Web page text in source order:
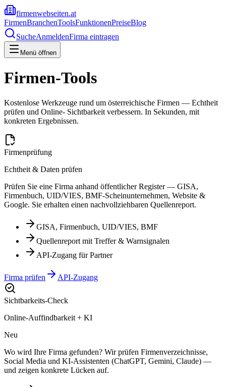
firmenwebseiten.at
FirmenBranchenToolsFunktionenPreiseBlog
SucheAnmeldenFirma eintragen
Menü öffnen
Firmen-Tools
Kostenlose Werkzeuge rund um österreichische Firmen — Echtheit
prüfen und Online- Sichtbarkeit verbessern. In Sekunden, mit
konkreten Ergebnissen.
Firmenprüfung
Echtheit & Daten prüfen
Prüfen Sie eine Firma anhand öffentlicher Register — GISA,
Firmenbuch, UID/VIES, BMF-Scheinunternehmen, Website &
Google. Sie erhalten einen nachvollziehbaren Quellenreport.
GISA, Firmenbuch, UID/VIES, BMF
Quellenreport mit Treffer & Warnsignalen
API-Zugang für Partner
Firma prüfen API-Zugang
Sichtbarkeits-Check
Online-Auffindbarkeit + KI
Neu
Wo wird Ihre Firma gefunden? Wir prüfen Firmenverzeichnisse,
Social Media und KI-Assistenten (ChatGPT, Gemini, Claude) —
und zeigen konkrete Lücken auf.